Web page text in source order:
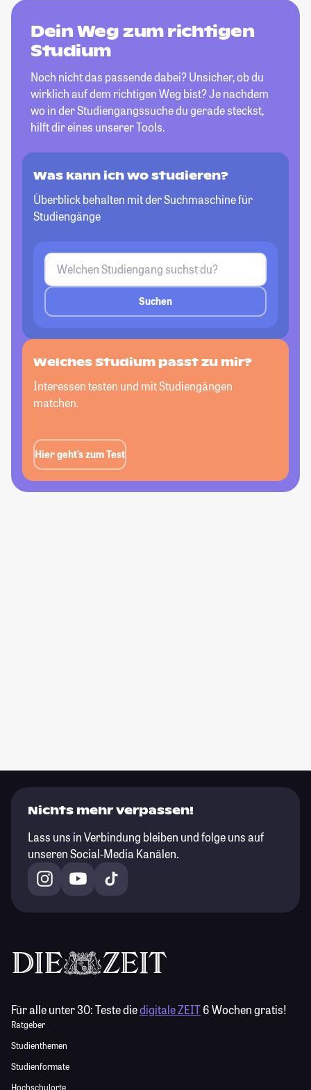
Dein Weg zum richtigen
Studium
Noch nicht das passende dabei? Unsicher, ob du
wirklich auf dem richtigen Weg bist? Je nachdem
wo in der Studiengangssuche du gerade steckst,
hilft dir eines unserer Tools.
Was kann ich wo studieren?
Überblick behalten mit der Suchmaschine für
Studiengänge
Suchen
Welches Studium passt zu mir?
Interessen testen und mit Studiengängen
matchen.
Hier geht’s zum Test
Nichts mehr verpassen!
Lass uns in Verbindung bleiben und folge uns auf
unseren Social-Media Kanälen.
Für alle unter 30:Teste diedigitale ZEIT6 Wochen gratis!
Ratgeber
Studienthemen
Studienformate
Hochschulorte